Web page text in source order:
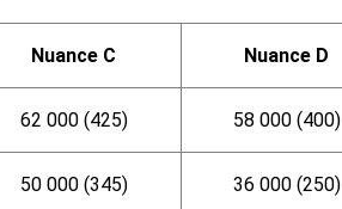
Nuance C Nuance D
62 000 (425) 58 000 (400)
50 000 (345) 36 000 (250)